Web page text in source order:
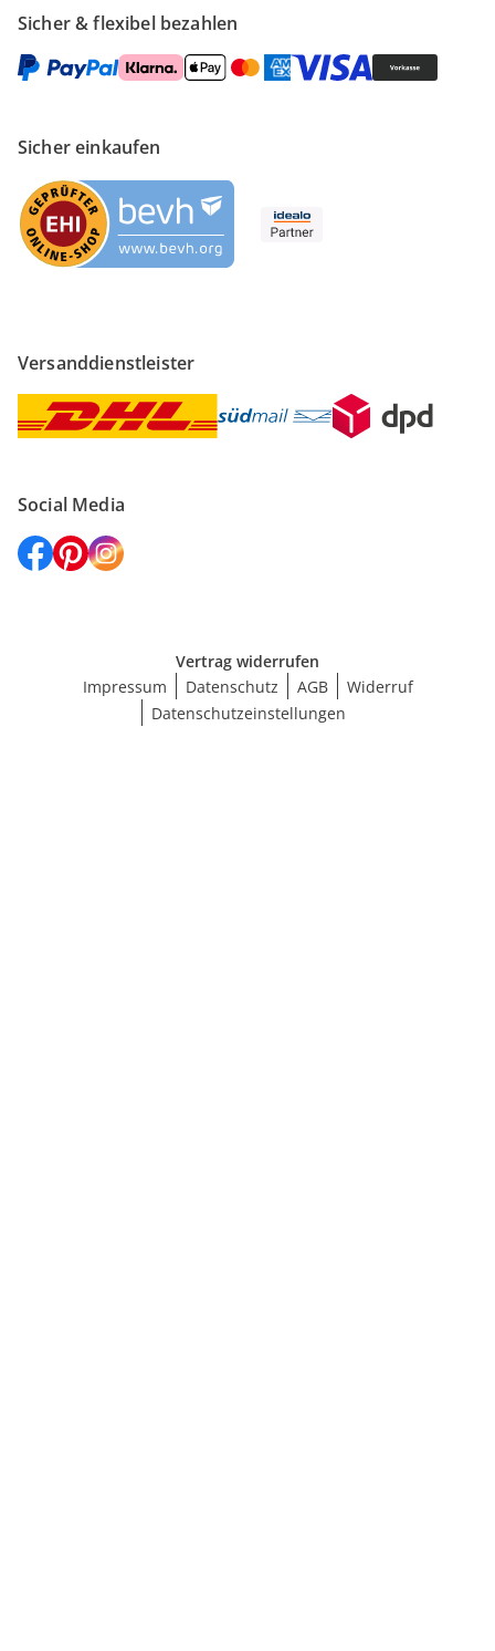
Sicher & flexibel bezahlen
Sicher einkaufen
Versanddienstleister
Social Media
Vertrag widerrufen
Impressum
Datenschutz AGB
Widerruf
Datenschutzeinstellungen